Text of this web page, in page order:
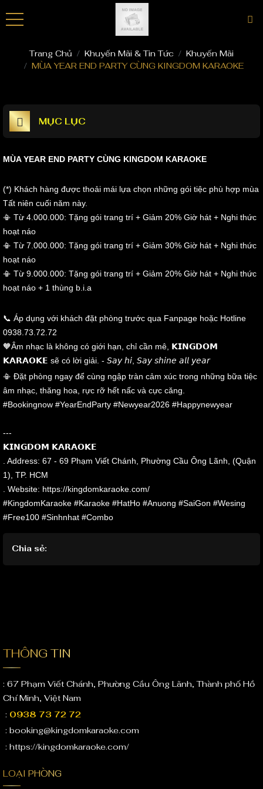
Phòng VIP
Khuyến Mãi
Trang Chủ
Khuyến Mãi & Tin Tức
Khuyến Mãi
MÙA YEAR END PARTY CÙNG KINGDOM KARAOKE
MỤC LỤC
MÙA YEAR END PARTY CÙNG KINGDOM KARAOKE
(*) Khách hàng được thoải mái lựa chọn những gói tiệc phù hợp mùa
Tất niên cuối năm này.
📳 Từ 4.000.000: Tặng gói trang trí + Giảm 20% Giờ hát + Nghi thức
hoạt náo
📳 Từ 7.000.000: Tặng gói trang trí + Giảm 30% Giờ hát + Nghi thức
hoạt náo
📳 Từ 9.000.000: Tặng gói trang trí + Giảm 20% Giờ hát + Nghi thức
hoạt náo + 1 thùng b.i.a
📞 Áp dụng với khách đặt phòng trước qua Fanpage hoặc Hotline
0938.73.72.72
🧡Âm nhạc là không có giới hạn, chỉ cần mê, 𝗞𝗜𝗡𝗚𝗗𝗢𝗠
𝗞𝗔𝗥𝗔𝗢𝗞𝗘 sẽ có lời giải. - 𝘚𝘢𝘺 𝘩𝘪, 𝘚𝘢𝘺 𝘴𝘩𝘪𝘯𝘦 𝘢𝘭𝘭 𝘺𝘦𝘢𝘳
📳 Đặt phòng ngay để cùng ngập tràn cảm xúc trong những bữa tiệc
âm nhạc, thăng hoa, rực rỡ hết nấc và cực căng.
#Bookingnow #YearEndParty #Newyear2026 #Happynewyear
---
𝗞𝗜𝗡𝗚𝗗𝗢𝗠 𝗞𝗔𝗥𝗔𝗢𝗞𝗘
️. Address: 67 - 69 Phạm Viết Chánh, Phường Cầu Ông Lãnh, (Quận
1), TP. HCM
. Website: https://kingdomkaraoke.com/
#KingdomKaraoke #Karaoke #HatHo #Anuong #SaiGon #Wesing
#Free100 #Sinhnhat #Combo
Chia sẻ:
THÔNG TIN
: 67 Phạm Viết Chánh, Phường Cầu Ông Lãnh, Thành phố Hồ
Chí Minh, Việt Nam
: 0938 73 72 72
: booking@kingdomkaraoke.com
: https://kingdomkaraoke.com/
LOẠI PHÒNG